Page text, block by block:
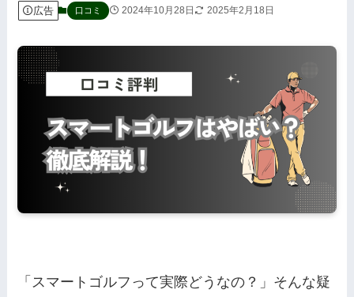
広告 口コミ 2024年10月28日 2025年2月18日
「スマートゴルフって実際どうなの？」そんな疑